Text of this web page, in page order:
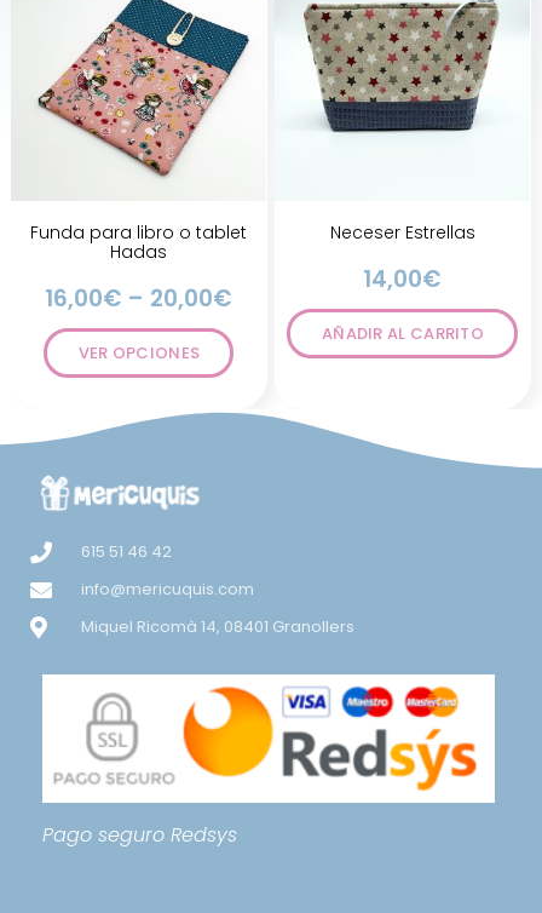
Funda para libro o tablet
Hadas
16,00€ – 20,00€
VER OPCIONES
Neceser Estrellas
14,00€
AÑADIR AL CARRITO
615 51 46 42
info@mericuquis.com
Miquel Ricomà 14, 08401 Granollers
Pago seguro Redsys